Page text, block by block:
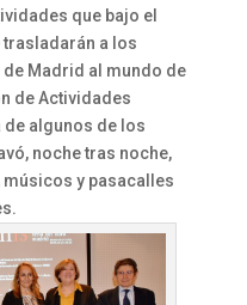
que bajo el
trasladarán a los
Madrid al mundo de
de Actividades
algunos de los
noche tras noche,
músicos y pasacalles